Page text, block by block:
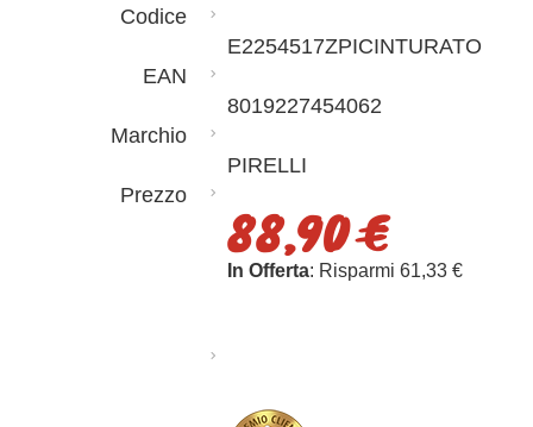
Codice
E2254517ZPICINTURATO
EAN
8019227454062
Marchio
PIRELLI
Prezzo
88,90 €
In Offerta: Risparmi 61,33 €